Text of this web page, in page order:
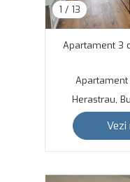
1 / 13
Apartament 3
Herastrau,
Vezi